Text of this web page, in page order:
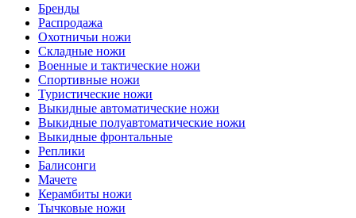
Бренды
Распродажа
Охотничьи ножи
Складные ножи
Военные и тактические ножи
Спортивные ножи
Туристические ножи
Выкидные автоматические ножи
Выкидные полуавтоматические ножи
Выкидные фронтальные
Реплики
Балисонги
Мачете
Керамбиты ножи
Тычковые ножи